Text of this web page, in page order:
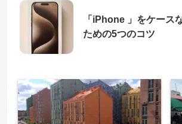
「iPhone 」をケース
ための5つのコツ